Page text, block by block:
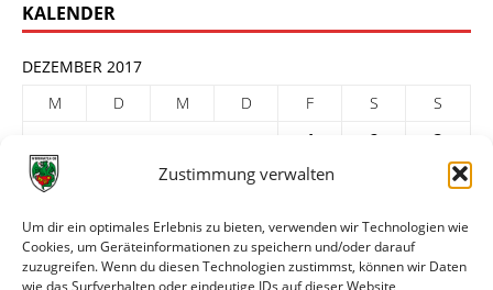
Zustimmung verwalten
Um dir ein optimales Erlebnis zu bieten, verwenden wir Technologien wie
Cookies, um Geräteinformationen zu speichern und/oder darauf
zuzugreifen. Wenn du diesen Technologien zustimmst, können wir Daten
wie das Surfverhalten oder eindeutige IDs auf dieser Website
KALENDER
DEZEMBER 2017
M
D M D F S
S
1
2
3
4
6 7 8
18
19 20 21 22 23
25
26 27 28 29 30